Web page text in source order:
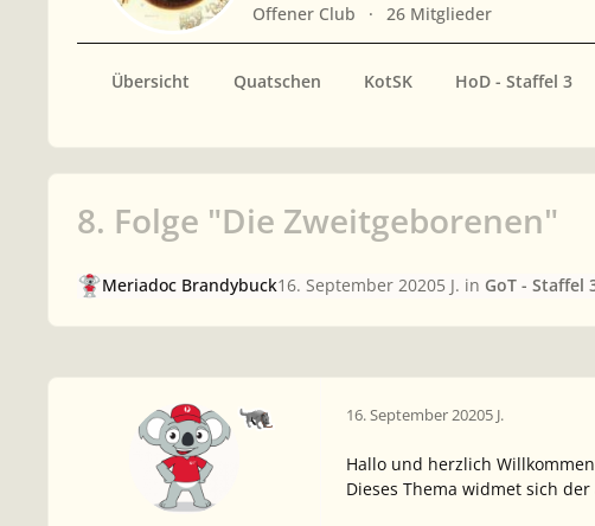
Offener Club 26 Mitglieder
Übersicht Quatschen KotSK HoD - Staffel 3
8. Folge "Die Zweitgeborenen"
Meriadoc Brandybuck16. September 20205 J. in GoT - Staffel
16. September 20205 J.
Hallo und herzlich
Dieses Thema widmet sich